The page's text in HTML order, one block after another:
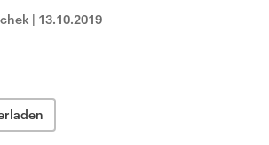
| 13.10.2019